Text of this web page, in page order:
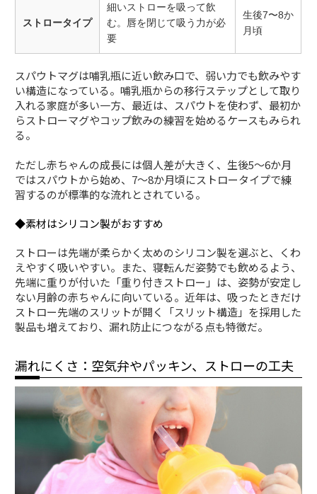
ストロータイプ
細いストローを吸って飲
む。唇を閉じて吸う力が必
要
生後7〜8か
月頃
スパウトマグは哺乳瓶に近い飲み口で、弱い力でも飲みやす
い構造になっている。哺乳瓶からの移行ステップとして取り
入れる家庭が多い一方、最近は、スパウトを使わず、最初か
らストローマグやコップ飲みの練習を始めるケースもみられ
る。
ただし赤ちゃんの成長には個人差が大きく、生後5〜6か月
ではスパウトから始め、7〜8か月頃にストロータイプで練
習するのが標準的な流れとされている。
◆素材はシリコン製がおすすめ
ストローは先端が柔らかく太めのシリコン製を選ぶと、くわ
えやすく吸いやすい。また、寝転んだ姿勢でも飲めるよう、
先端に重りが付いた「重り付きストロー」は、姿勢が安定し
ない月齢の赤ちゃんに向いている。近年は、吸ったときだけ
ストロー先端のスリットが開く「スリット構造」を採用した
製品も増えており、漏れ防止につながる点も特徴だ。
漏れにくさ：空気弁やパッキン、ストローの工夫